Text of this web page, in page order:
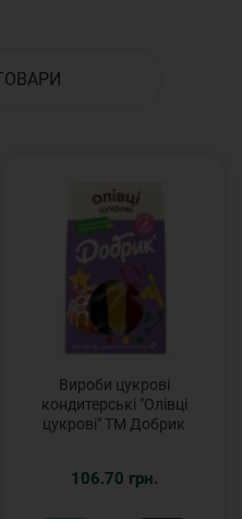
Вироби цукрові
кондитерські "Олівці
цукрові" ТМ Добрик
106.70 грн.